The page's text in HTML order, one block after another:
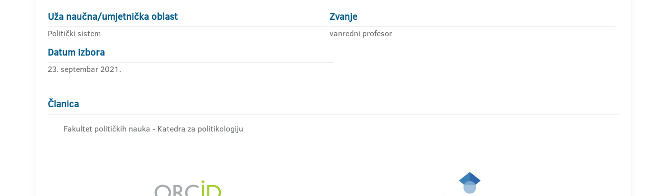
Uža naučna/umjetnička oblast
Politički sistem
Zvanje
vanredni profesor
Datum izbora
23. septembar 2021.
Članica
Fakultet političkih nauka - Katedra za politikologiju